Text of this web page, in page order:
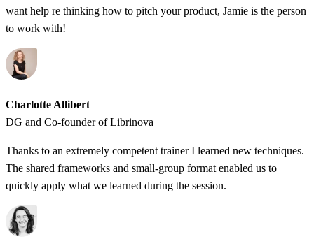
want help re thinking how to pitch your product, Jamie is the person
to work with!
Charlotte Allibert
DG and Co-founder of Librinova
Thanks to an extremely competent trainer I learned new techniques.
The shared frameworks and small-group format enabled us to
quickly apply what we learned during the session.